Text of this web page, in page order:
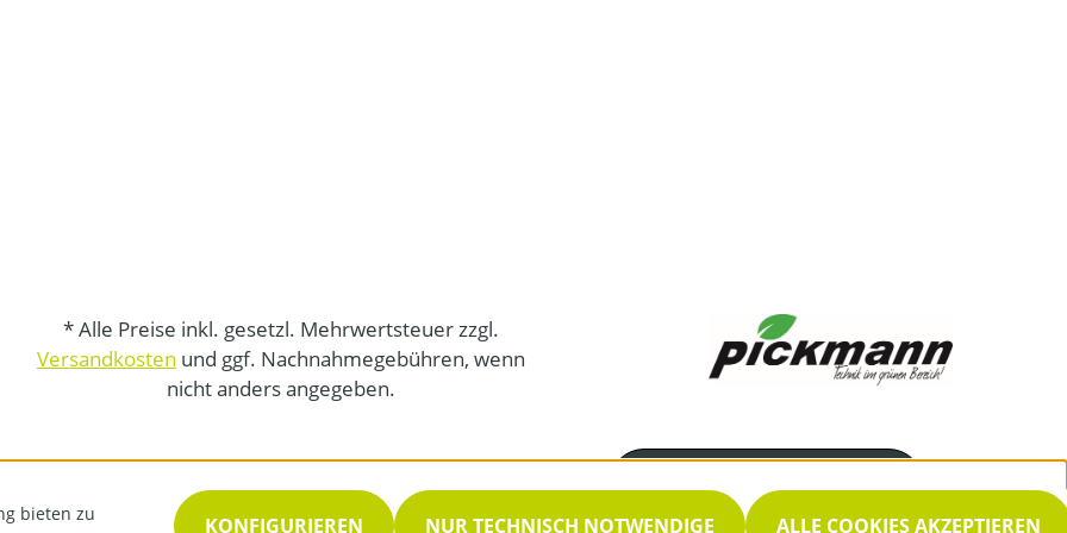
* Alle Preise inkl. gesetzl. Mehrwertsteuer zzgl.
Versandkosten und ggf. Nachnahmegebühren, wenn
nicht anders angegeben.
02825-8448
bieten zu
NUR TECHNISCH NOTWENDIGE
KONFIGURIEREN ALLE COOKIES AKZEPTIEREN